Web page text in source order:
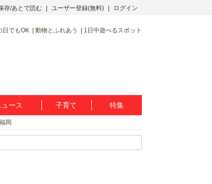
存/あとで読む ユーザー登録(無料) ログイン
日でもOK 動物とふれあう 1日中遊べるスポット
ース 子育て 特集
福岡